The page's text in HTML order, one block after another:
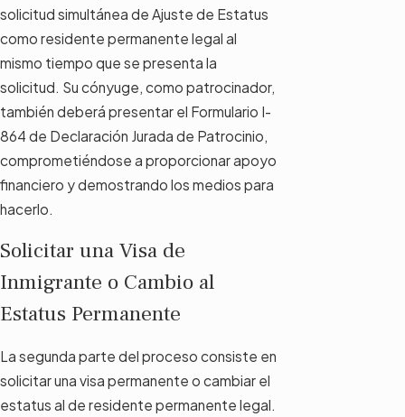
solicitud simultánea de Ajuste de Estatus
como residente permanente legal al
mismo tiempo que se presenta la
solicitud. Su cónyuge, como patrocinador,
también deberá presentar el Formulario I-
864 de Declaración Jurada de Patrocinio,
comprometiéndose a proporcionar apoyo
financiero y demostrando los medios para
hacerlo.
Solicitar una Visa de
Inmigrante o Cambio al
Estatus Permanente
La segunda parte del proceso consiste en
solicitar una visa permanente o cambiar el
estatus al de residente permanente legal.